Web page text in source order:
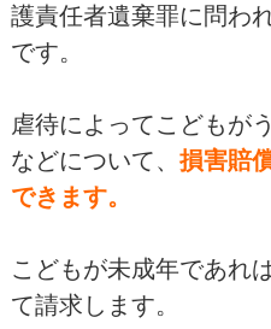
護責任者遺棄罪に問わ
です。
虐待によってこどもが
などについて、損害賠
できます。
こどもが未成年であれ
て請求します。